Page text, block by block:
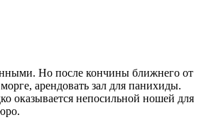
Но после кончины ближнего от
арендовать зал для панихиды.
оказывается непосильной ношей для